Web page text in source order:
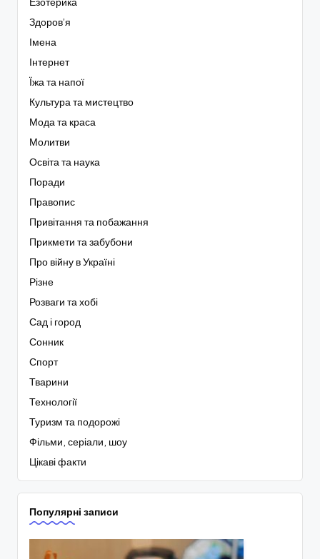
Здоров’я
Імена
Інтернет
Їжа та напої
Культура та мистецтво
Мода та краса
Молитви
Освіта та наука
Поради
Правопис
Привітання та побажання
Прикмети та забубони
Про війну в Україні
Різне
Розваги та хобі
Сад і город
Сонник
Спорт
Тварини
Технології
Туризм та подорожі
Фільми, серіали, шоу
Цікаві факти
Популярні записи